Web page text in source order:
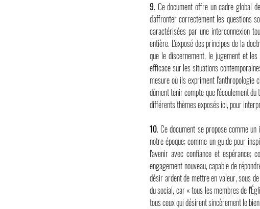
9. Ce document offre un cadre global
d'affronter correctement les questions
caractérisées par une interconnexion
entière. L'exposé des principes de la
que le discernement, le jugement et
efficace sur les situations
mesure où ils expriment l'anthropologie
dûment tenir compte que l'écoulement
différents thèmes exposés ici, pour
10. Ce document se propose comme
notre époque; comme un guide pour
l'avenir avec confiance et espérance;
engagement nouveau, capable de
désir ardent de mettre en valeur, sous
du social, car « tous les membres de
tous ceux qui désirent sincèrement le